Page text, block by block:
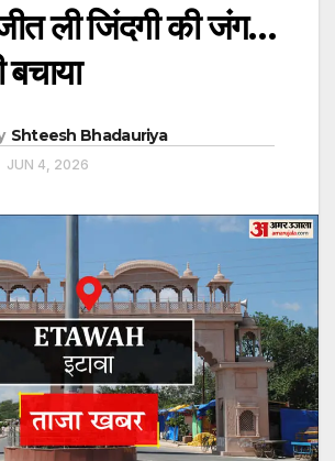
जीत ली जिंदगी की जंग…
बचाया
Shteesh Bhadauriya
JUN 4, 2026